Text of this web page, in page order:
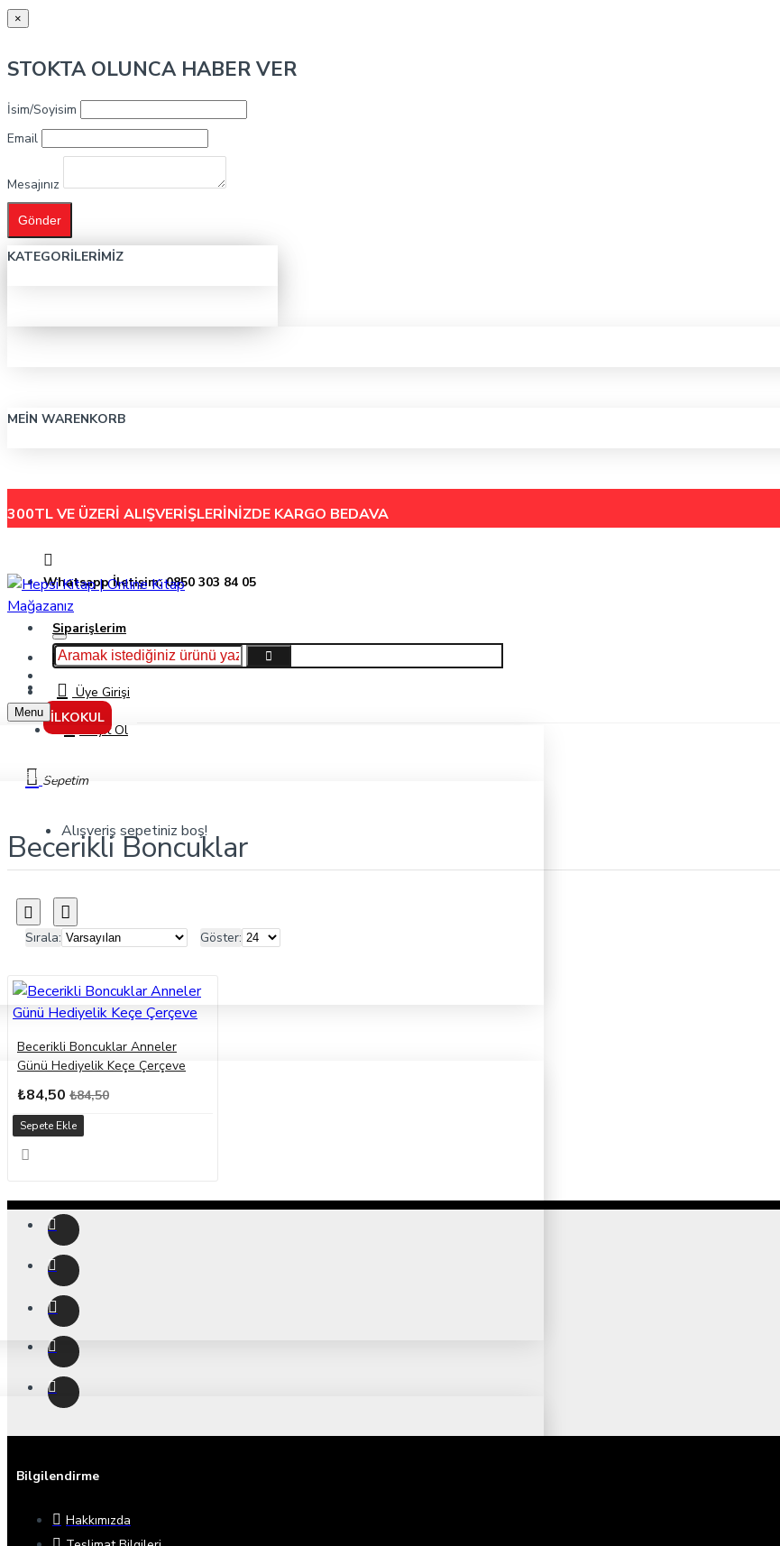
×
STOKTA OLUNCA HABER VER
İsim/Soyisim
Email
Mesajınız
Gönder
KATEGORILERIMIZ
MEIN WARENKORB
300TL VE ÜZERİ ALIŞVERİŞLERİNİZDE KARGO BEDAVA
Whatsapp İletişim: 0850 303 84 05
Siparişlerim
Hakkımızda
İletişimÜye Girişi
Kayıt Ol
Sepetim
Alışveriş sepetiniz boş!
İLKOKUL
Menu
Markalar
Becerikli Boncuklar
Sırala: Göster:
Becerikli Boncuklar Anneler
Günü Hediyelik Keçe Çerçeve
₺84,50 ₺84,50
Sepete Ekle
Bilgilendirme
Hakkımızda